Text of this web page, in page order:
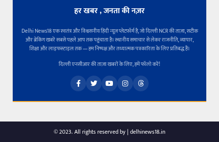
हर खबर , जनता की नज़र
Delhi News18 एक स्वतंत्र और विश्वसनीय हिंदी न्यूज़ प्लेटफ़ॉर्म है, जो दिल्ली NCR की ताज़ा, सटीक
और ब्रेकिंग खबरें सबसे पहले आप तक पहुंचाता है। स्थानीय समाचार से लेकर राजनीति, व्यापार,
शिक्षा और लाइफस्टाइल तक — हम निष्पक्ष और तथ्यात्मक पत्रकारिता के लिए प्रतिबद्ध हैं।
दिल्ली एनसीआर की ताज़ा खबरों के लिए, हमें फॉलो करें!
© 2023. All rights reserved by | delhinews18.in